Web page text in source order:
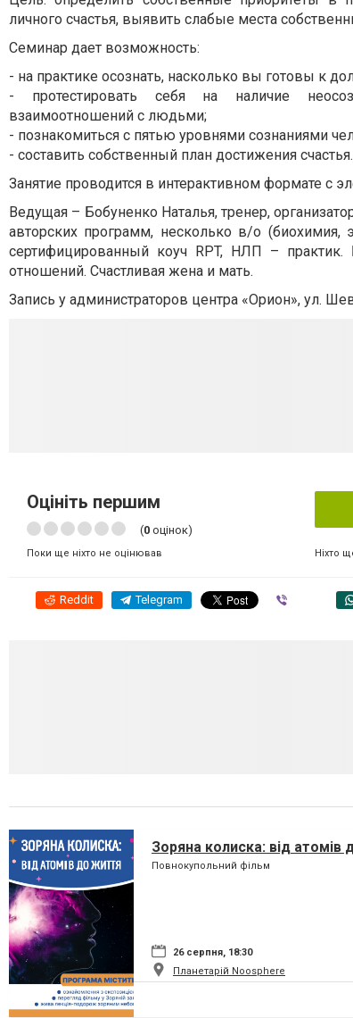
личного счастья, выявить слабые места
Семинар дает возможность:
- на практике осознать, насколько вы готовы к
- протестировать себя на наличие
взаимоотношений с людьми;
- познакомиться с пятью уровнями сознаниями
- составить собственный план достижения счастья.
Занятие проводится в интерактивном формате с
Ведущая – Бобуненко Наталья, тренер,
авторских программ, несколько в/о (биохимия,
сертифицированный коуч RPT, НЛП –
отношений. Счастливая жена и мать.
Запись у администраторов центра «Орион», ул.
Оцініть першим
(0 оцінок)
Поки ще ніхто не оцінював Ніхто
Reddit Telegram
Зоряна колиска: від атомів
Повнокупольний фільм
26 серпня, 18:30
Планетарій Noosphere